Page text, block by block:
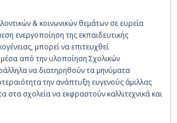
& κοινωνικών θεμάτων σε ευρεία
ενεργοποίηση της εκπαιδευτικής
μπορεί να επιτευχθεί
από την υλοποίηση Σχολικών
να διατηρηθούν τα μηνύματα
την ανάπτυξη ευγενούς άμιλλας
στα σχολεία να εκφραστούν καλλιτεχνικά και